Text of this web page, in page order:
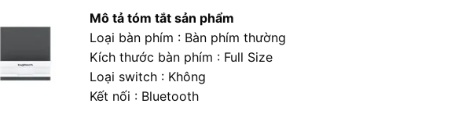
Mô tả tóm tắt sản phẩm
Loại bàn phím : Bàn phím thường
Kích thước bàn phím : Full Size
Loại switch : Không
Kết nối : Bluetooth